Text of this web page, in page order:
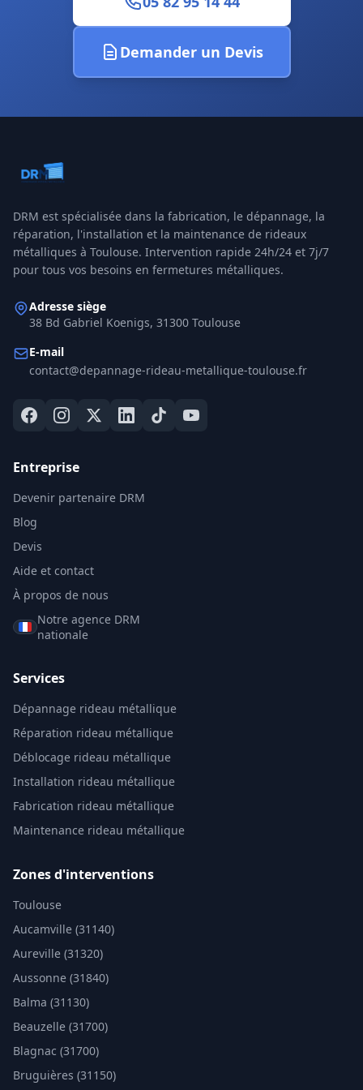
Demander un Devis
DRM est spécialisée dans la fabrication, le dépannage, la
réparation, l'installation et la maintenance de rideaux
métalliques à Toulouse. Intervention rapide 24h/24 et 7j/7
pour tous vos besoins en fermetures métalliques.
Adresse siège
38 Bd Gabriel Koenigs, 31300 Toulouse
E-mail
contact@depannage-rideau-metallique-toulouse.fr
Entreprise
Devenir partenaire DRM
Blog
Devis
Aide et contact
À propos de nous
Notre agence DRM
nationale
Services
Dépannage rideau métallique
Réparation rideau métallique
Déblocage rideau métallique
Installation rideau métallique
Fabrication rideau métallique
Maintenance rideau métallique
Zones d'interventions
Toulouse
Aucamville (31140)
Aureville (31320)
Aussonne (31840)
Balma (31130)
Beauzelle (31700)
Blagnac (31700)
Bruguières (31150)